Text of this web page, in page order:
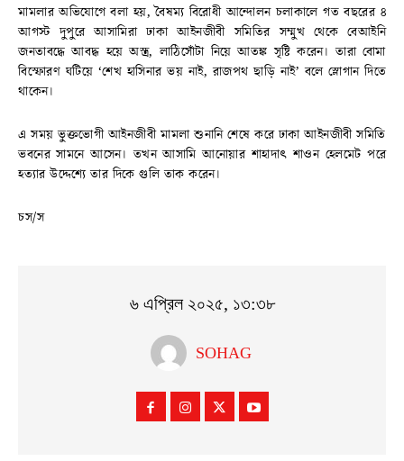
মামলার অভিযোগে বলা হয়, বৈষম্য বিরোধী আন্দোলন চলাকালে গত বছরের ৪
আগস্ট দুপুরে আসামিরা ঢাকা আইনজীবী সমিতির সম্মুখ থেকে বেআইনি
জনতাবদ্ধে আবদ্ধ হয়ে অস্ত্র, লাঠিসোঁটা নিয়ে আতঙ্ক সৃষ্টি করেন। তারা বোমা
বিস্ফোরণ ঘটিয়ে ‘শেখ হাসিনার ভয় নাই, রাজপথ ছাড়ি নাই’ বলে স্লোগান দিতে
থাকেন।
এ সময় ভুক্তভোগী আইনজীবী মামলা শুনানি শেষে করে ঢাকা আইনজীবী সমিতি
ভবনের সামনে আসেন। তখন আসামি আনোয়ার শাহাদাৎ শাওন হেলমেট পরে
হত্যার উদ্দেশ্যে তার দিকে গুলি তাক করেন।
চস/স
৬ এপ্রিল ২০২৫, ১৩:৩৮
SOHAG